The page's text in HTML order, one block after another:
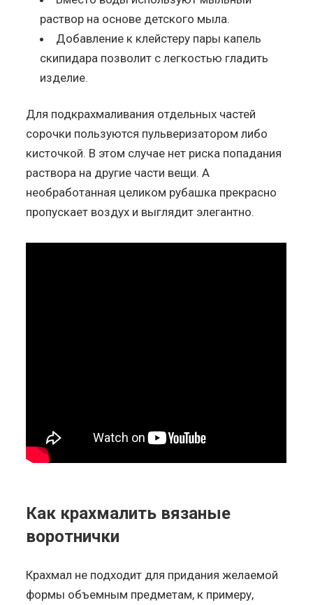
раствор на основе детского мыла.
Добавление к клейстеру пары капель
скипидара позволит с легкостью гладить
изделие.
Для подкрахмаливания отдельных частей
сорочки пользуются пульверизатором либо
кисточкой. В этом случае нет риска попадания
раствора на другие части вещи. А
необработанная целиком рубашка прекрасно
пропускает воздух и выглядит элегантно.
Как крахмалить вязаные
воротнички
Крахмал не подходит для придания желаемой
формы объемным предметам, к примеру,